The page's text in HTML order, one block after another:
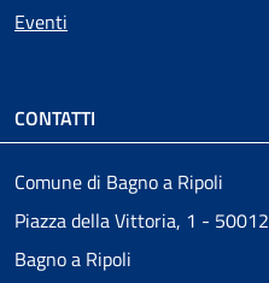
Eventi
CONTATTI
Comune di Bagno a Ripoli
Piazza della Vittoria, 1 - 50012
Bagno a Ripoli